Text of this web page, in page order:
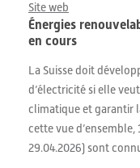
Site web
Énergies
en cours
La Suisse doit
d’électricité si elle
climatique et garantir
cette vue
29.04.2026) sont